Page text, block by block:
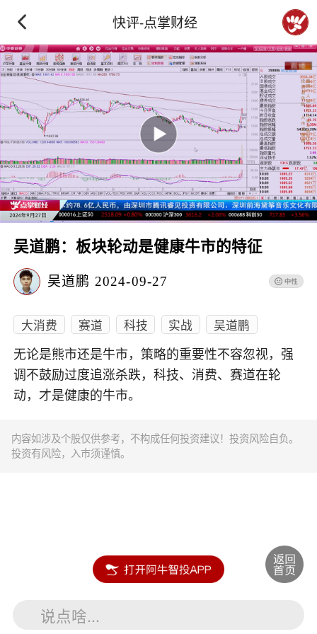
快评-点掌财经
吴道鹏：板块轮动是健康牛市的特征
吴道鹏 2024-09-27
大消费 赛道 科技 实战 吴道鹏
无论是熊市还是牛市，策略的重要性不容忽视，强
调不鼓励过度追涨杀跌，科技、消费、赛道在轮
动，才是健康的牛市。
内容如涉及个股仅供参考，不构成任何投资建议！投资风险自负。
投资有风险，入市须谨慎。
说点啥...